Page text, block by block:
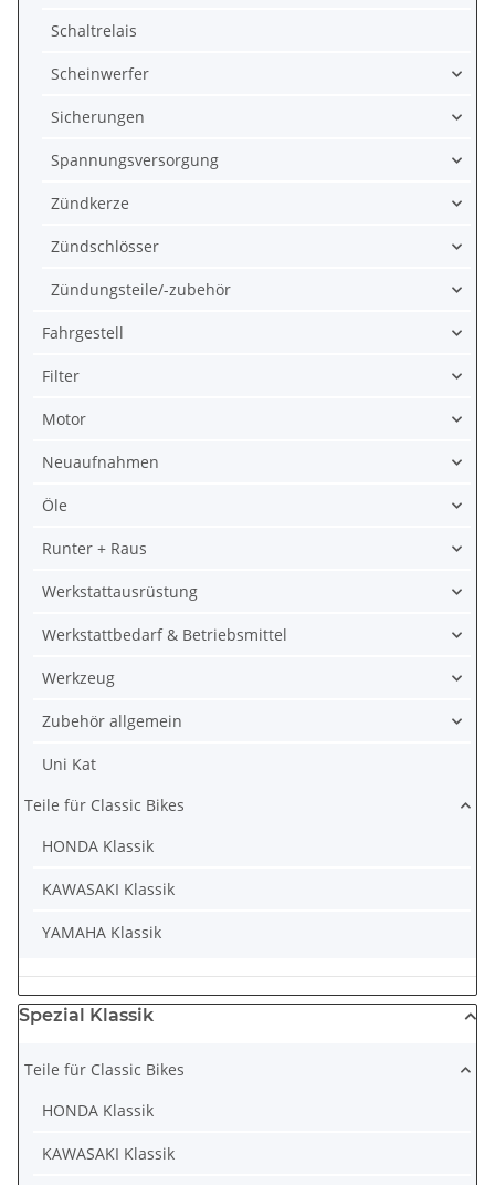
Schaltrelais
Scheinwerfer
Sicherungen
Spannungsversorgung
Zündkerze
Zündschlösser
Zündungsteile/-zubehör
Fahrgestell
Filter
Motor
Neuaufnahmen
Öle
Runter + Raus
Werkstattausrüstung
Werkstattbedarf & Betriebsmittel
Werkzeug
Zubehör allgemein
Uni Kat
Teile für Classic Bikes
HONDA Klassik
KAWASAKI Klassik
YAMAHA Klassik
Spezial Klassik
Teile für Classic Bikes
HONDA Klassik
KAWASAKI Klassik